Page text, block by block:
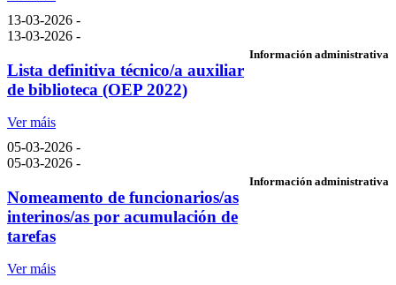
13-03-2026 -
13-03-2026 -
Información administrativa
Lista definitiva técnico/a auxiliar
de biblioteca (OEP 2022)
Ver máis
05-03-2026 -
05-03-2026 -
Información administrativa
Nomeamento de funcionarios/as
interinos/as por acumulación de
tarefas
Ver máis